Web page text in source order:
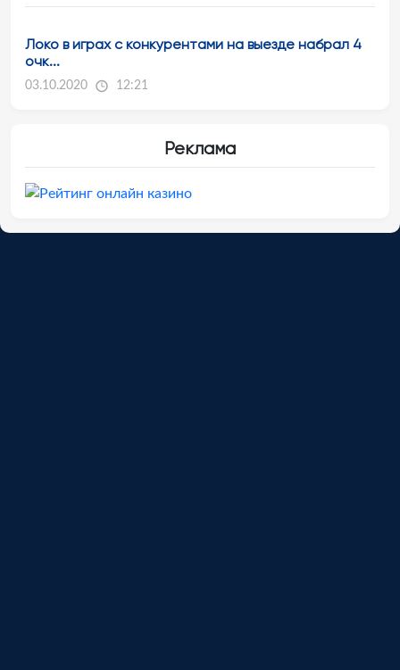
Локо в играх с конкурентами на выезде набрал 4
очк...
03.10.2020 12:21
Реклама